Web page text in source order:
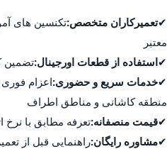
✔تعمیرکاران متخصص:تکنسین های
معتبر
✔استفاده از قطعات اورجینال:تضمین
✔خدمات سریع و حضوری:اعزام فوری
منطقه کاشانی و مناطق اطراف
✔قیمت منصفانه:تعرفه مطابق با نرخ
✔مشاوره رایگان:راهنمایی قبل از